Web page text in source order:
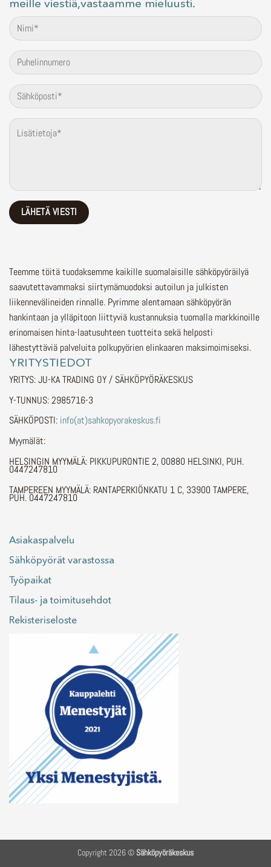
meille viestiä,vastaamme mieluusti.
Teemme töitä tuodaksemme kaikille suomalaisille sähköpyöräilyä
saavutettavammaksi siirtymämuodoksi autoilun ja julkisten
liikennevälineiden rinnalle. Pyrimme alentamaan sähköpyörän
hankintaan ja ylläpitoon liittyviä kustannuksia tuomalla markkinoille
erinomaisen hinta-laatusuhteen tuotteita sekä helposti
lähestyttäviä palveluita polkupyörien elinkaaren maksimoimiseksi.
YRITYSTIEDOT
YRITYS: JU-KA TRADING OY / SÄHKÖPYÖRÄKESKUS
Y-TUNNUS: 2985716-3
SÄHKÖPOSTI: info(at)sahkopyorakeskus.fi
Myymälät:
HELSINGIN MYYMÄLÄ: PIKKUPURONTIE 2, 00880 HELSINKI, PUH.
0447247810
TAMPEREEN MYYMÄLÄ: RANTAPERKIÖNKATU 1 C, 33900 TAMPERE,
PUH. 0447247810
Asiakaspalvelu
Sähköpyörät varastossa
Työpaikat
Tilaus- ja toimitusehdot
Rekisteriseloste
Copyright 2026 © Sähköpyöräkeskus